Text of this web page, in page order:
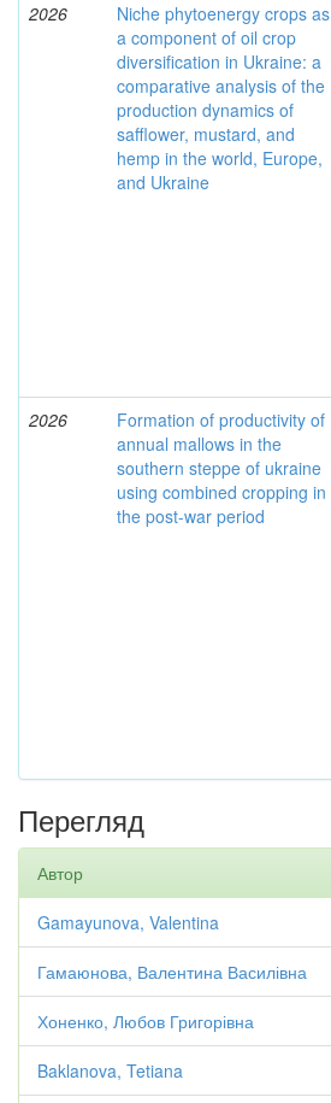
2026
Niche phytoenergy crops as
a component of oil crop
diversification in Ukraine: a
comparative analysis of the
production dynamics of
safflower, mustard, and
hemp in the world, Europe,
and Ukraine
2026
Formation of productivity of
annual mallows in the
southern steppe of ukraine
using combined cropping in
the post-war period
Перегляд
Автор
Gamayunova, Valentina
Гамаюнова, Валентина Василівна
Хоненко, Любов Григорівна
Baklanova, Tetiana